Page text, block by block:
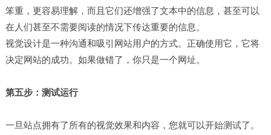
笨重，更容易理解，而且它们还增强了文本中的信息，甚至可以
在人们甚至不需要阅读的情况下传达重要的信息。
视觉设计是一种沟通和吸引网站用户的方式。正确使用它，它将
决定网站的成功。如果做错了，你只是一个网址。
第五步：测试运行
一旦站点拥有了所有的视觉效果和内容，您就可以开始测试了。